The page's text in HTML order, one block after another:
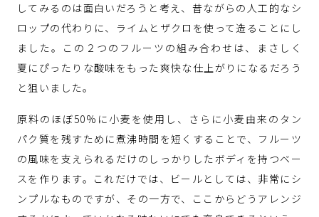
してみるのは面白いだろうと考え、昔ながらの人工的なシ
ロップの代わりに、ライムとザクロを使って造ることにし
ました。この２つのフルーツの組み合わせは、まさしく
夏にぴったりな酸味をもった爽快な仕上がりになるだろう
と狙いました。
原料のほぼ50%に小麦を使用し、さらに小麦由来のタン
パク質を残すために煮沸時間を短くすることで、フルーツ
の風味を支えられるだけのしっかりしたボディを持つベー
スを作ります。これだけでは、ビールとしては、非常にシ
ンプルなものですが、その一方で、ここからどうアレンジ